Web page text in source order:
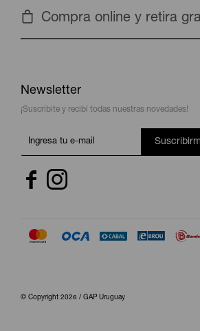
Compra online y retira
Newsletter
¡Suscribite y recibí todas nuestras novedades!
 
© Copyright 2026 / GAP Uruguay